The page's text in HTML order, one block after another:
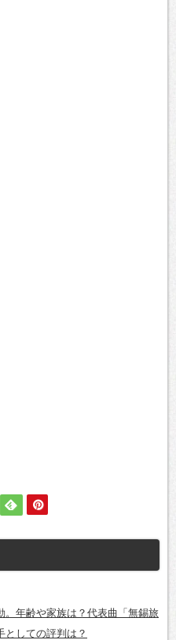
。年齢や家族は？代表曲「無錫旅
としての評判は？